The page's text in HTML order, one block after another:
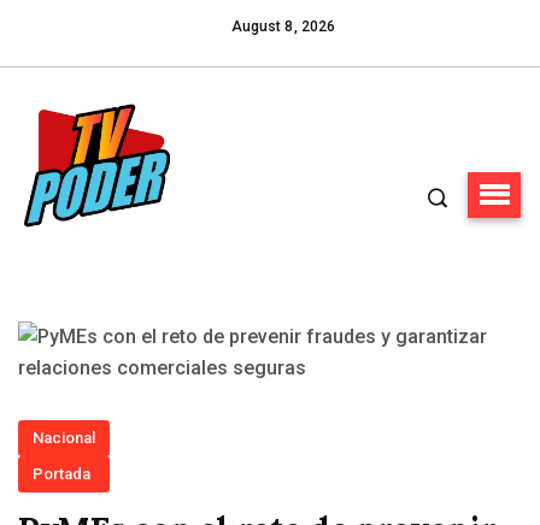
August 8, 2026
Nacional
Portada